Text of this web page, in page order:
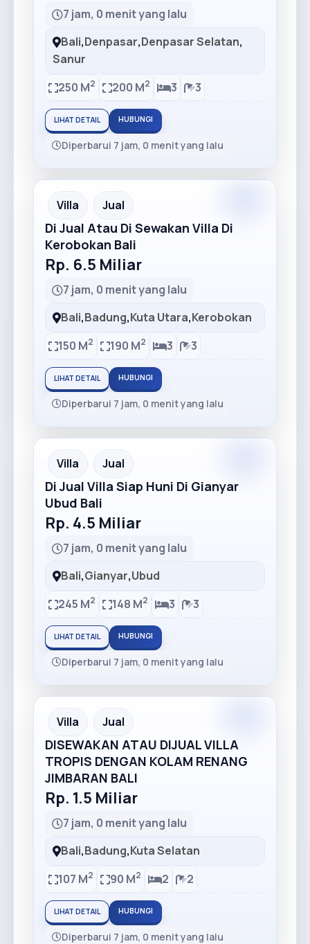
7 jam, 0 menit yang lalu
Bali,Denpasar,Denpasar Selatan,
Sanur
250 M2 200 M2 3 3
LIHAT DETAIL HUBUNGI
Diperbarui 7 jam, 0 menit yang lalu
Recommended
Villa Jual
Di Jual Atau Di Sewakan Villa Di
Kerobokan Bali
Rp. 6.5 Miliar
7 jam, 0 menit yang lalu
Bali,Badung,Kuta Utara,Kerobokan
150 M2 190 M2 3 3
LIHAT DETAIL HUBUNGI
Diperbarui 7 jam, 0 menit yang lalu
Recommended
Villa Jual
Di Jual Villa Siap Huni Di Gianyar
Ubud Bali
Rp. 4.5 Miliar
7 jam, 0 menit yang lalu
Bali,Gianyar,Ubud
245 M2 148 M2 3 3
LIHAT DETAIL HUBUNGI
Diperbarui 7 jam, 0 menit yang lalu
Recommended
Villa Jual
DISEWAKAN ATAU DIJUAL VILLA
TROPIS DENGAN KOLAM RENANG
JIMBARAN BALI
Rp. 1.5 Miliar
7 jam, 0 menit yang lalu
Bali,Badung,Kuta Selatan
107 M2 90 M2 2 2
LIHAT DETAIL HUBUNGI
Diperbarui 7 jam, 0 menit yang lalu